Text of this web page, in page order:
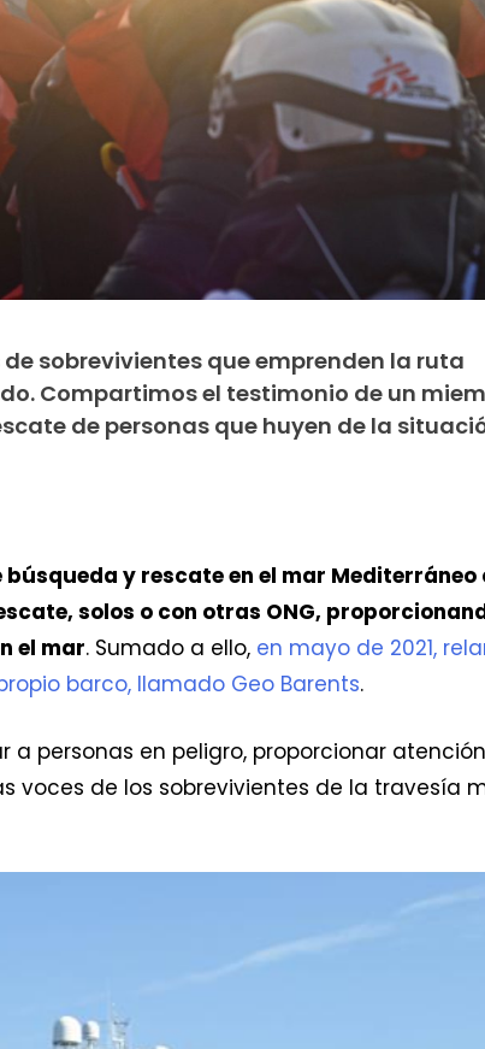
sobrevivientes que emprenden la ruta
Compartimos el testimonio de un
de personas que huyen de la
búsqueda y rescate en el mar
solos o con otras ONG,
el mar. Sumado a ello, en mayo de 2021,
barco, llamado Geo Barents.
a personas en peligro, proporcionar
voces de los sobrevivientes de la travesía